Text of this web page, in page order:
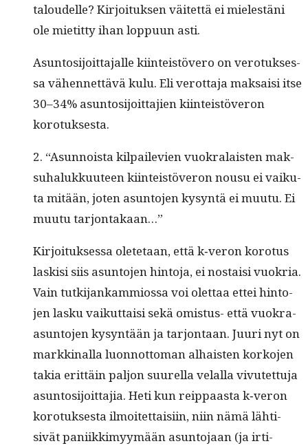
taloudelle? Kir­joituk­sen väitet­tä ei mielestäni
ole mietit­ty ihan lop­pu­un asti.
Asun­tosi­joit­ta­jalle kiin­teistövero on vero­tuk­ses­
sa vähen­net­tävä kulu. Eli verot­ta­ja mak­saisi itse
30–34% asun­tosi­joit­ta­jien kiin­teistöveron
korotuksesta.
2. “Asun­noista kil­paile­vien vuokralais­ten mak­
suhalukku­u­teen kiin­teistöveron nousu ei vaiku­
ta mitään, joten asun­to­jen kysyn­tä ei muu­tu. Ei
muu­tu tarjontakaan…”
Kir­joituk­ses­sa olete­taan, että k‑veron koro­tus
lask­isi siis asun­to­jen hin­to­ja, ei nos­taisi vuokria.
Vain tutk­i­jankam­mios­sa voi olet­taa ettei hin­to­
jen lasku vaikut­taisi sekä omis­tus- että vuokra-
asun­to­jen kysyn­tään ja tar­jon­taan. Juuri nyt on
markki­nal­la luon­not­toman alhais­ten korko­jen
takia erit­täin paljon suurel­la velal­la vivutet­tu­ja
asun­tosi­joit­ta­jia. Heti kun reip­paas­ta k‑veron
koro­tuk­ses­ta ilmoitet­taisi­in, niin nämä lähti­
sivät pani­ikkimyymään asun­to­jaan (ja irti­